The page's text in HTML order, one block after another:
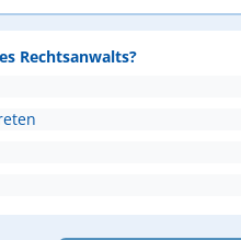
Rechtsanwalts?